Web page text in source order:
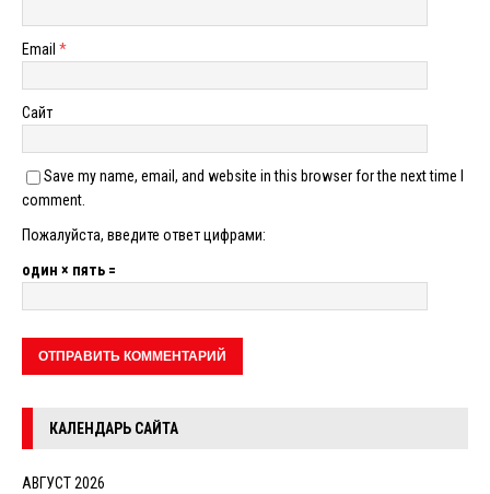
Email *
Сайт
Save my name, email, and website in this browser for the next time I
comment.
Пожалуйста, введите ответ цифрами:
один × пять =
КАЛЕНДАРЬ САЙТА
АВГУСТ 2026